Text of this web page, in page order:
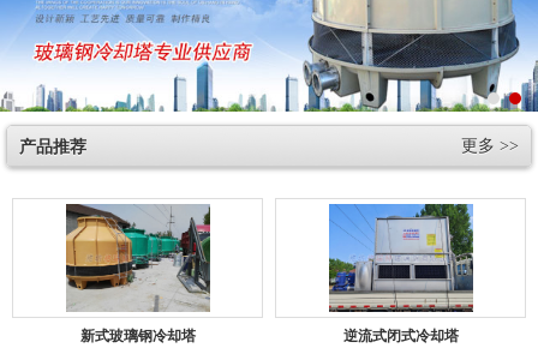
产品推荐 更多 >>
新式玻璃钢冷却塔 逆流式闭式冷却塔